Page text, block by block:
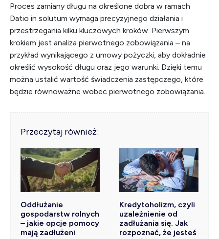
Proces zamiany długu na określone dobra w ramach
Datio in solutum wymaga precyzyjnego działania i
przestrzegania kilku kluczowych kroków. Pierwszym
krokiem jest analiza pierwotnego zobowiązania – na
przykład wynikającego z umowy pożyczki, aby dokładnie
określić wysokość długu oraz jego warunki. Dzięki temu
można ustalić wartość świadczenia zastępczego, które
będzie równoważne wobec pierwotnego zobowiązania.
Przeczytaj również:
Oddłużanie
gospodarstw rolnych
– jakie opcje pomocy
mają zadłużeni
Kredytoholizm, czyli
uzależnienie od
zadłużania się. Jak
rozpoznać, że jesteś